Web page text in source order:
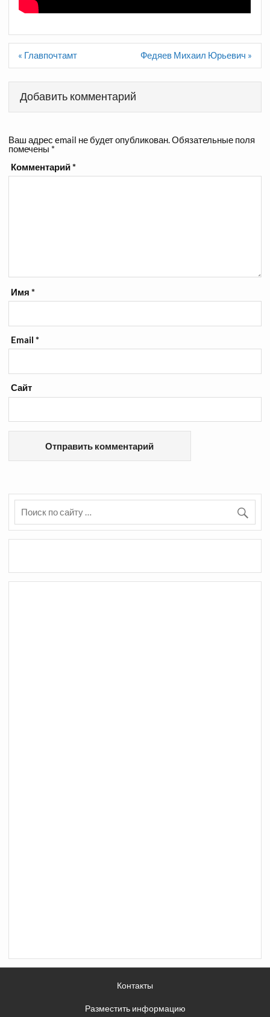
Навигация
« Главпочтамт Федяев Михаил Юрьевич »
Добавить комментарий
Ваш адрес email не будет опубликован. Обязательные поля
помечены *
Комментарий*
Имя*
Email*
Сайт
Контакты
Разместить информацию